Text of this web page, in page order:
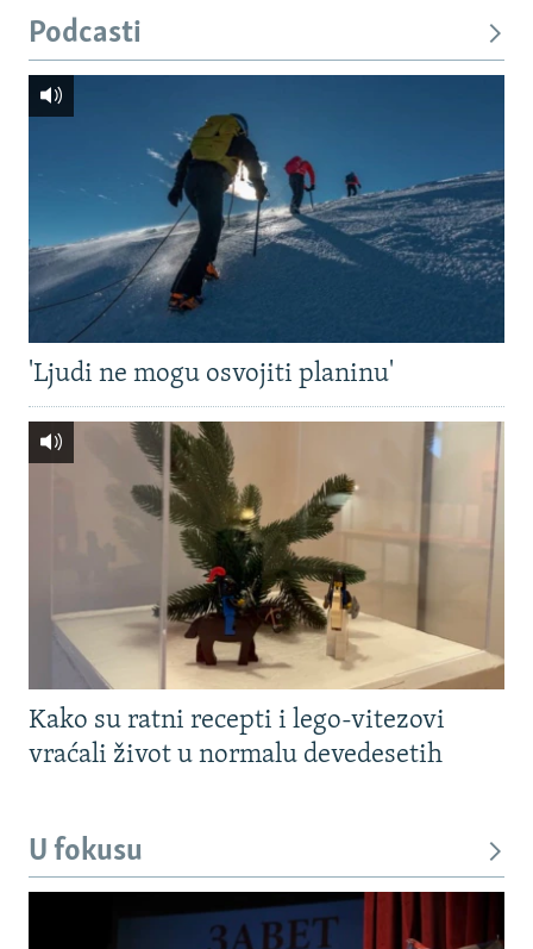
Podcasti
'Ljudi ne mogu osvojiti planinu'
Kako su ratni recepti i lego-vitezovi
vraćali život u normalu devedesetih
U fokusu